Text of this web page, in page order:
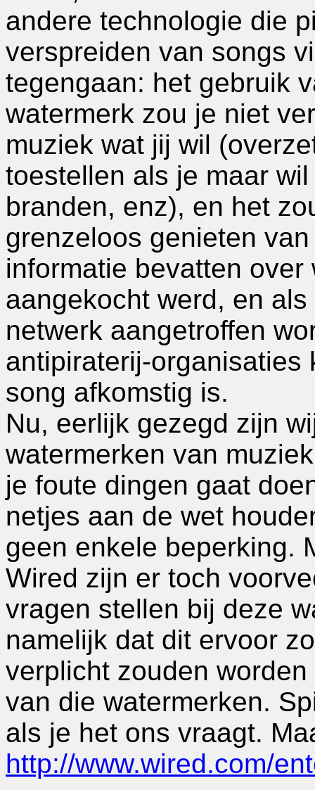
andere technologie die
verspreiden van songs
tegengaan: het gebruik
watermerk zou je niet
muziek wat jij wil
toestellen als je maar
branden, enz), en het
grenzeloos genieten
informatie bevatten
aangekocht werd, en
netwerk aangetroffen
antipiraterij-organisaties
song afkomstig is.
Nu, eerlijk gezegd zijn
watermerken van
je foute dingen gaat
netjes aan de wet
geen enkele beperking.
Wired zijn er toch
vragen stellen bij deze
namelijk dat dit ervoor
verplicht zouden
van die watermerken.
als je het ons vraagt.
http://www.wired.com/